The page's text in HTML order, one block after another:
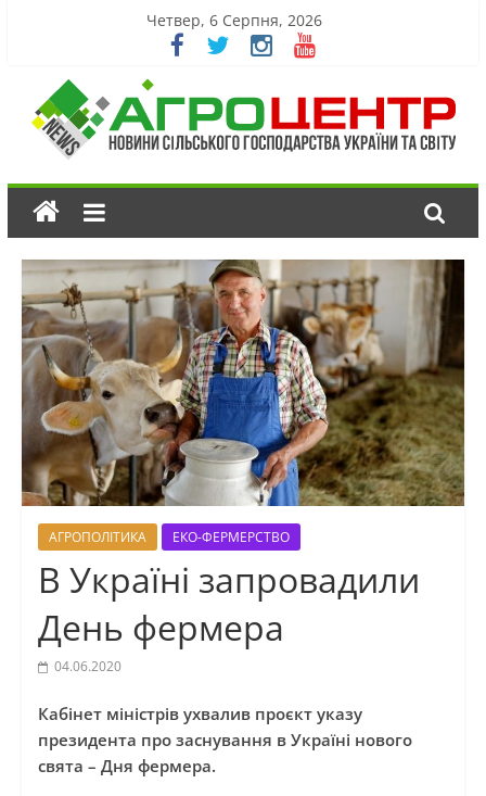
Четвер, 6 Серпня, 2026
АГРОПОЛІТИКА ЕКО-ФЕРМЕРСТВО
В Україні запровадили
День фермера
04.06.2020
Кабінет міністрів ухвалив проєкт указу
президента про заснування в Україні нового
свята – Дня фермера.